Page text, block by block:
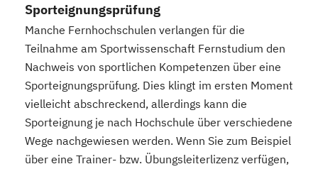
Sporteignungsprüfung
Manche Fernhochschulen verlangen für die
Teilnahme am Sportwissenschaft Fernstudium den
Nachweis von sportlichen Kompetenzen über eine
Sporteignungsprüfung. Dies klingt im ersten Moment
vielleicht abschreckend, allerdings kann die
Sporteignung je nach Hochschule über verschiedene
Wege nachgewiesen werden. Wenn Sie zum Beispiel
über eine Trainer- bzw. Übungsleiterlizenz verfügen,